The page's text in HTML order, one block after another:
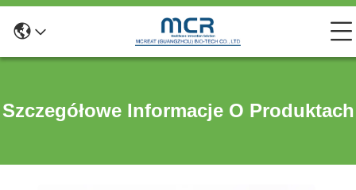
Szczegółowe Informacje O Produktach